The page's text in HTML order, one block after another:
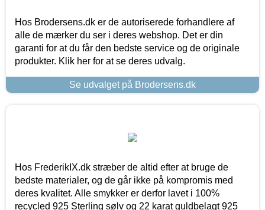
Hos Brodersens.dk er de autoriserede forhandlere af
alle de mærker du ser i deres webshop. Det er din
garanti for at du får den bedste service og de originale
produkter. Klik her for at se deres udvalg.
Se udvalget på Brodersens.dk
Hos FrederikIX.dk stræber de altid efter at bruge de
bedste materialer, og de går ikke på kompromis med
deres kvalitet. Alle smykker er derfor lavet i 100%
recycled 925 Sterling sølv og 22 karat guldbelagt 925